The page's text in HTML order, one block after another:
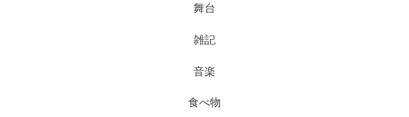
舞台
雑記
音楽
食べ物